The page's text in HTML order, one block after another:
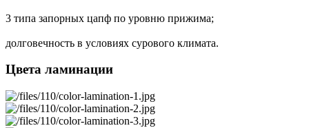
3 типа запорных цапф по уровню прижима;
долговечность в условиях сурового климата.
Цвета ламинации